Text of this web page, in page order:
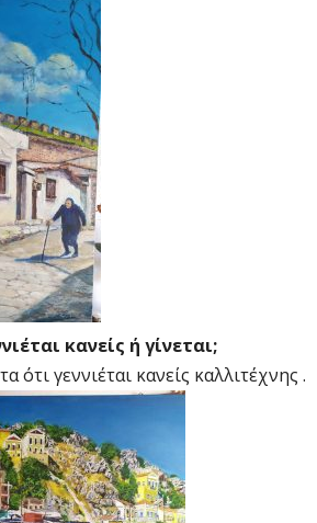
κανείς ή γίνεται;
ότι γεννιέται κανείς καλλιτέχνης .